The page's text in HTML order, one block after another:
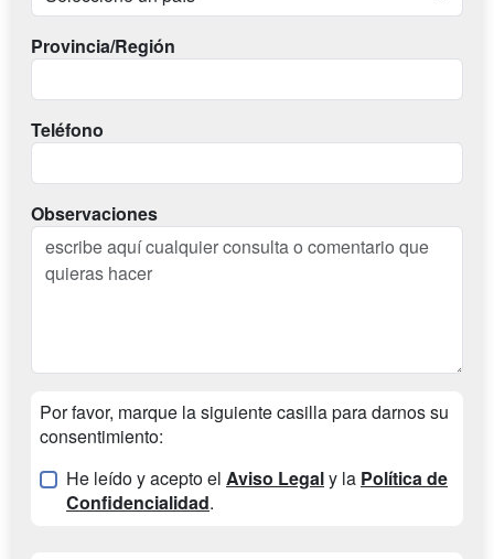
Provincia/Región
Teléfono
Observaciones
Por favor, marque la siguiente casilla para darnos su
consentimiento:
He leído y acepto el Aviso Legaly la Política de
Confidencialidad.